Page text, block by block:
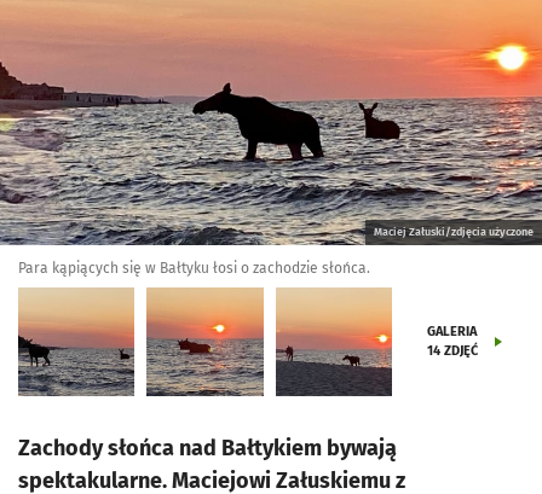
Maciej Załuski/zdjęcia użyczone
Para kąpiących się w Bałtyku łosi o zachodzie słońca.
GALERIA
14 ZDJĘĆ
Zachody słońca nad Bałtykiem bywają
spektakularne. Maciejowi Załuskiemu z